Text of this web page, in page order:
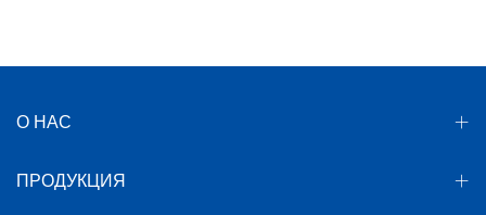
О НАС
ПРОДУКЦИЯ